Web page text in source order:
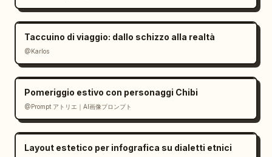
Taccuino di viaggio: dallo schizzo alla realtà
@Karlos
Pomeriggio estivo con personaggi Chibi
@Prompt アトリエ｜AI画像プロンプト
Layout estetico per infografica su dialetti etnici